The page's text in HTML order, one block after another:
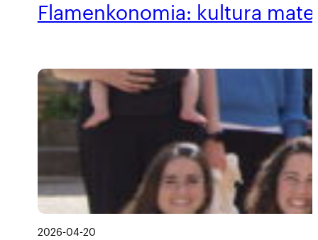
Flamenkonomia: kultura
2026-04-20